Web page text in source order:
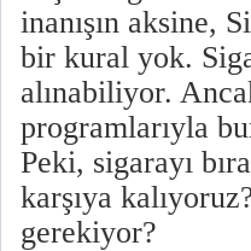
inanışın aksine,
bir kural yok.
alınabiliyor.
programlarıyla
Peki, sigarayı
karşıya
gerekiyor?